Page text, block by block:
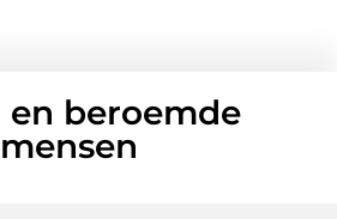
en beroemde
mensen